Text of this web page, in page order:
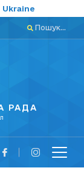
Пошук...
РАДА